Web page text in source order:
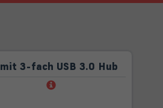
3-fach USB 3.0 Hub
(öffnet